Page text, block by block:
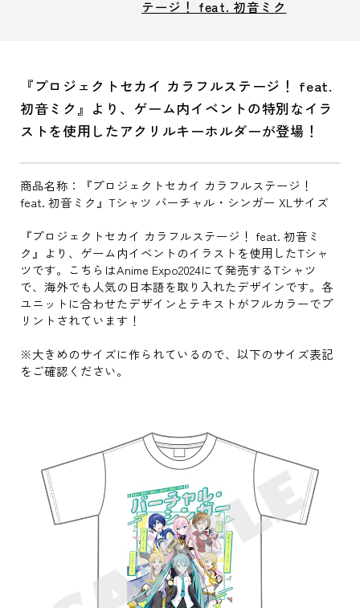
テージ！ feat. 初音ミク
『プロジェクトセカイ カラフルステージ！ feat.
初音ミク』より、ゲーム内イベントの特別なイラ
ストを使用したアクリルキーホルダーが登場！
商品名称：『プロジェクトセカイ カラフルステージ！
feat. 初音ミク』Tシャツ バーチャル・シンガー XLサイズ
『プロジェクトセカイ カラフルステージ！ feat. 初音ミ
ク』より、ゲーム内イベントのイラストを使用したTシャ
ツです。こちらはAnime Expo2024にて発売するTシャツ
で、海外でも人気の日本語を取り入れたデザインです。各
ユニットに合わせたデザインとテキストがフルカラーでプ
リントされています！
※大きめのサイズに作られているので、以下のサイズ表記
をご確認ください。